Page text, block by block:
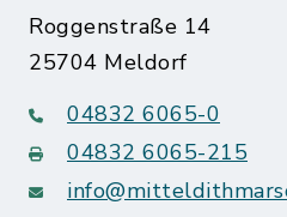
Roggenstraße 14
25704 Meldorf
04832 6065-0
04832 6065-215